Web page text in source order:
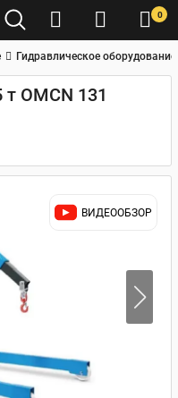
0
Гидравлическое оборудование
OMCN 131
ВИДЕООБЗОР